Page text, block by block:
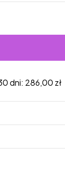
dni: 286,00 zł